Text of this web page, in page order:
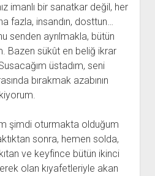
imanlı bir sanatkar değil, her
fazla, insandın, dosttun…
senden ayrılmakla, bütün
Bazen sükût en beliğ ikrar
üstadım, seni
bırakmak azabının
şimdi oturmakta olduğum
sonra, hemen solda,
ve keyfince bütün ikinci
olan kıyafetleriyle akan